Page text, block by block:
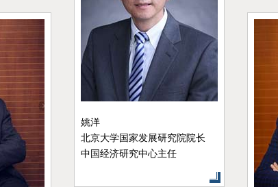
李君如
原中央党校副校长，研究员，博
士生导师